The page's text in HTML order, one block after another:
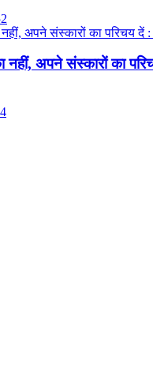
नहीं, अपने संस्कारों का